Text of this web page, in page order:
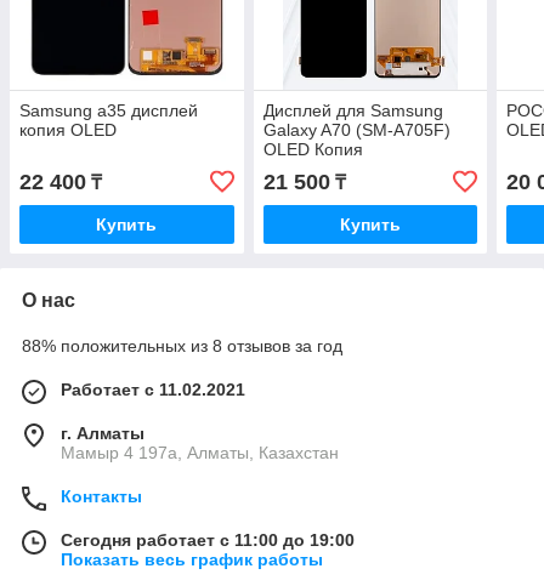
Samsung a35 дисплей
копия OLED
22 400 ₸
Купить
Дисплей для Samsung
Galaxy A70 (SM-A705F)
OLED Копия
21 500₸
Купить
20
О нас
88% положительных из 8 отзывов за год
Работает с 11.02.2021
г. Алматы
Мамыр 4 197а, Алматы, Казахстан
Контакты
Сегодня работает с 11:00 до 19:00
Показать весь график работы